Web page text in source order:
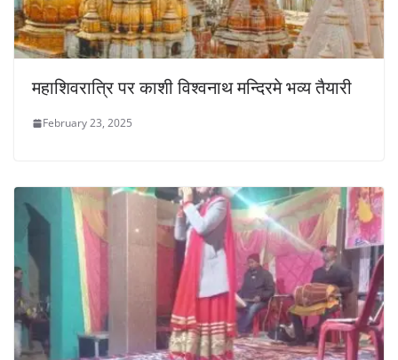
महाशिवरात्रि पर काशी विश्वनाथ मन्दिरमे भव्य तैयारी
February 23, 2025